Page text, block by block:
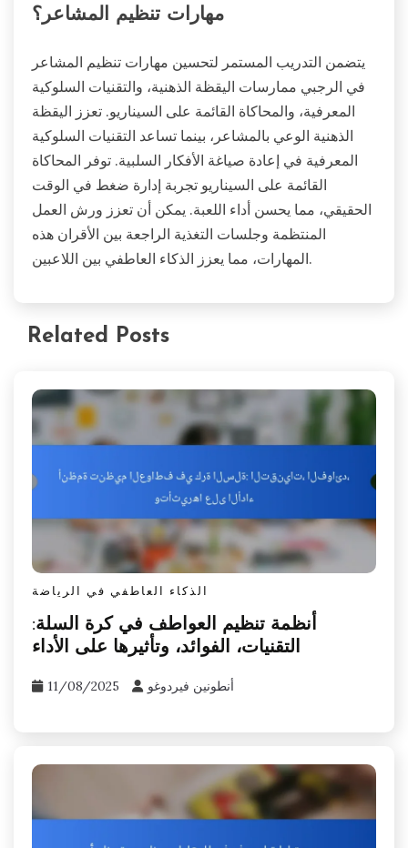
مهارات تنظيم المشاعر؟
يتضمن التدريب المستمر لتحسين مهارات تنظيم المشاعر
في الرجبي ممارسات اليقظة الذهنية، والتقنيات السلوكية
المعرفية، والمحاكاة القائمة على السيناريو. تعزز اليقظة
الذهنية الوعي بالمشاعر، بينما تساعد التقنيات السلوكية
المعرفية في إعادة صياغة الأفكار السلبية. توفر المحاكاة
القائمة على السيناريو تجربة إدارة ضغط في الوقت
الحقيقي، مما يحسن أداء اللعبة. يمكن أن تعزز ورش العمل
المنتظمة وجلسات التغذية الراجعة بين الأقران هذه
المهارات، مما يعزز الذكاء العاطفي بين اللاعبين.
Related Posts
الذكاء العاطفي في الرياضة
أنظمة تنظيم العواطف في كرة السلة:
التقنيات، الفوائد، وتأثيرها على الأداء
11/08/2025 أنطونين فيردوغو